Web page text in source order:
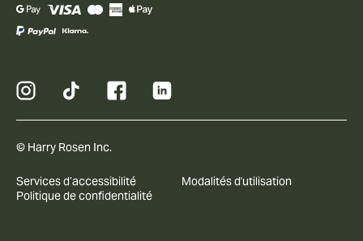
© Harry Rosen Inc.
Services d’accessibilité
Modalités d'utilisation
Politique de confidentialité